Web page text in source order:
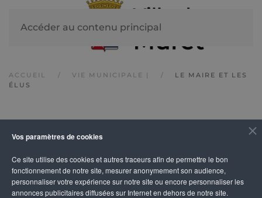
Vos paramètres de cookies
Ce site utilise des cookies et autres traceurs afin de permettre le bon
fonctionnement de notre site, mesurer anonymement son audience,
personnaliser votre expérience sur notre site ou encore personnaliser les
annonces publicitaires diffusées sur Internet en dehors de notre site.
Accéder au contenu principal
ACCUEIL VIE MUNICIPALE |
LE MAIRE ET LES
ÉLUS
Le Conseil Municipal
de la ville de Muret